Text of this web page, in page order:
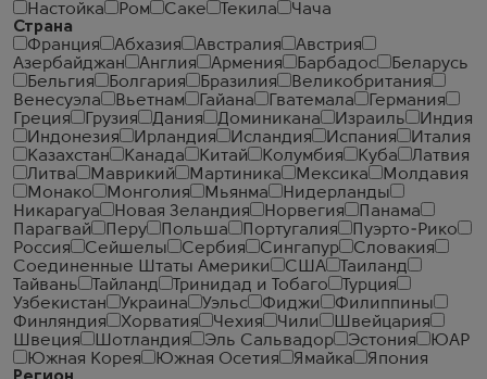
Настойка
Ром Саке Текила
Чача
Страна
Франция
Абхазия Австралия
Австрия
Азербайджан
Англия Армения Барбадос
Беларусь
Бельгия
Болгария Бразилия
Великобритания
Венесуэла
Вьетнам Гайана Гватемала
Германия
Греция
Грузия Дания Доминикана Израиль
Индия
Индонезия
Ирландия Исландия Испания
Италия
Казахстан
Канада Китай Колумбия Куба
Латвия
Литва
Маврикий Мартиника Мексика
Молдавия
Монако
Монголия Мьянма
Нидерланды
Никарагуа
Новая Зеландия Норвегия
Панама
Парагвай
Перу Польша Португалия
Пуэрто-Рико
Россия
Сейшелы Сербия Сингапур
Словакия
Соединенные Штаты Америки
США
Таиланд
Тайвань
Тайланд Тринидад и Тобаго
Турция
Узбекистан
Украина Уэльс Фиджи
Филиппины
Финляндия
Хорватия Чехия Чили
Швейцария
Швеция
Шотландия Эль Сальвадор Эстония
ЮАР
Южная Корея
Южная Осетия Ямайка
Япония